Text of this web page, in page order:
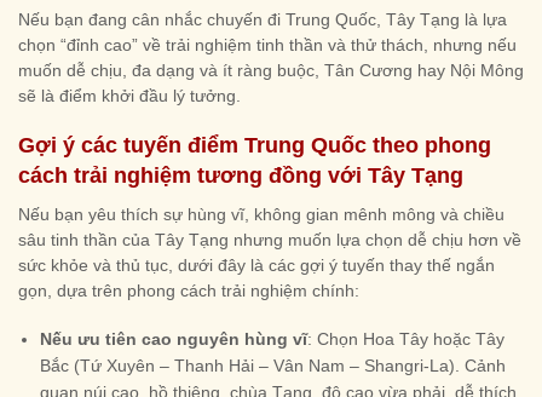
Nếu bạn đang cân nhắc chuyến đi Trung Quốc, Tây Tạng là lựa
chọn “đỉnh cao” về trải nghiệm tinh thần và thử thách, nhưng nếu
muốn dễ chịu, đa dạng và ít ràng buộc, Tân Cương hay Nội Mông
sẽ là điểm khởi đầu lý tưởng.
Gợi ý các tuyến điểm Trung Quốc theo phong
cách trải nghiệm tương đồng với Tây Tạng
Nếu bạn yêu thích sự hùng vĩ, không gian mênh mông và chiều
sâu tinh thần của Tây Tạng nhưng muốn lựa chọn dễ chịu hơn về
sức khỏe và thủ tục, dưới đây là các gợi ý tuyến thay thế ngắn
gọn, dựa trên phong cách trải nghiệm chính:
Nếu ưu tiên cao nguyên hùng vĩ: Chọn Hoa Tây hoặc Tây
Bắc (Tứ Xuyên – Thanh Hải – Vân Nam – Shangri-La). Cảnh
quan núi cao, hồ thiêng, chùa Tạng, độ cao vừa phải, dễ thích